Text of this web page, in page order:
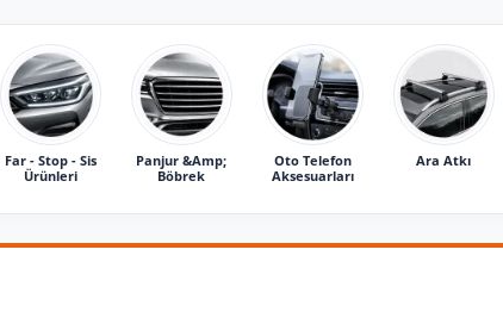
Far - Stop - Sis
Ürünleri
Panjur &Amp;
Böbrek
Oto Telefon
Aksesuarları
Ara Atkı